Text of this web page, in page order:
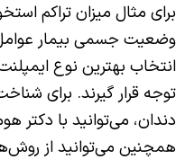
برای مثال میزان تراکم
وضعیت جسمی بیمار
انتخاب بهترین نوع
توجه قرار گیرند. برای
دندان، می‌توانید با
همچنین می‌توانید از